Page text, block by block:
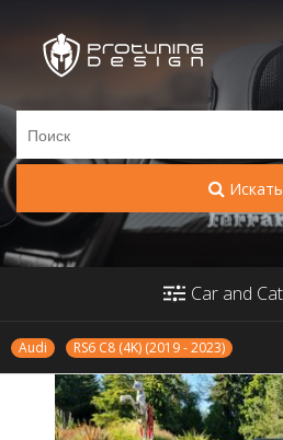
Искать
Car and
Audi RS6 C8 (4K) (2019 - 2023)